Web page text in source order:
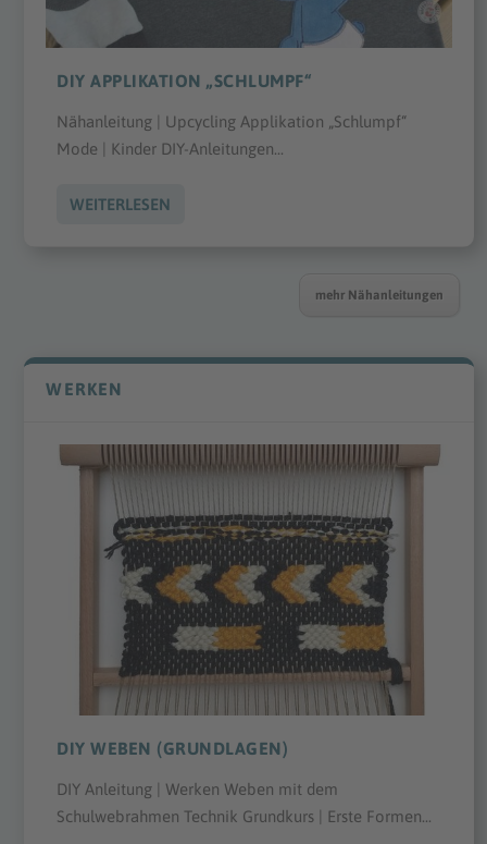
DIY APPLIKATION „SCHLUMPF“
Nähanleitung | Upcycling Applikation „Schlumpf“
Mode | Kinder DIY-Anleitungen...
WEITERLESEN
mehr Nähanleitungen
WERKEN
DIY WEBEN (GRUNDLAGEN)
DIY Anleitung | Werken Weben mit dem
Schulwebrahmen Technik Grundkurs | Erste Formen...